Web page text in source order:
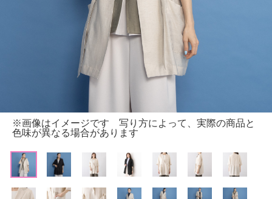
※画像はイメージです 写り方によって、実際の商品と
色味が異なる場合があります